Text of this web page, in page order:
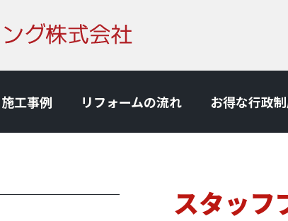
施⼯事例 リフォームの流れ お得な⾏政
スタッフ